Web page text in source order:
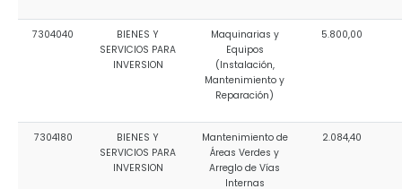
7304040
BIENES Y
SERVICIOS PARA
INVERSION
Maquinarias y
Equipos
(Instalación,
Mantenimiento y
Reparación)
5.800,00
7304180
BIENES Y
SERVICIOS PARA
INVERSION
Mantenimiento de
Áreas Verdes y
Arreglo de Vías
Internas
2.084,40